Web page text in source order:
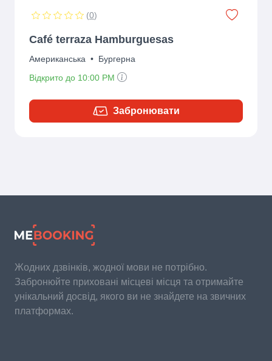
(0)
Café terraza Hamburguesas
Американська • Бургерна
Відкрито до 10:00 PM
Забронювати
Жодних дзвінків, жодної мови не потрібно.
Забронюйте приховані місцеві місця та отримайте
унікальний досвід, якого ви не знайдете на звичних
платформах.